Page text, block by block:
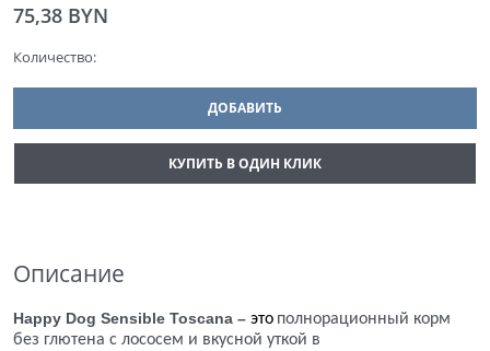
75,38 BYN
Количество:
ДОБАВИТЬ
КУПИТЬ В ОДИН КЛИК
Описание
Happy Dog Sensible Toscana – это полнорационный корм
без глютена с лососем и вкусной уткой в